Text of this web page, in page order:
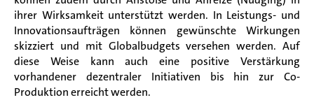
ihrer Wirksamkeit unterstützt werden. In Leistungs- und
Innovationsaufträgen können gewünschte Wirkungen
skizziert und mit Globalbudgets versehen werden. Auf
diese Weise kann auch eine positive Verstärkung
vorhandener dezentraler Initiativen bis hin zur Co-
Produktion erreicht werden.